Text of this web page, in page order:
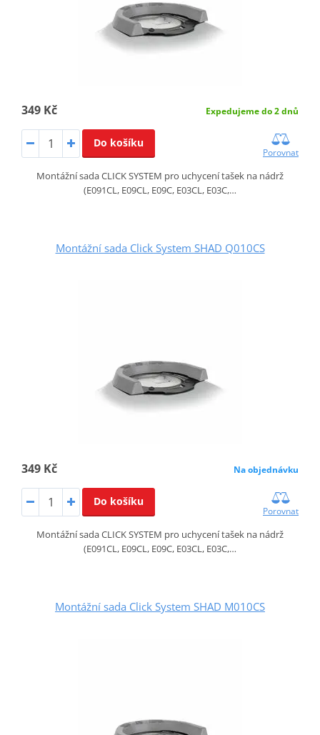
349 Kč Expedujeme do 2 dnů
Do košíku
Porovnat
Montážní sada CLICK SYSTEM pro uchycení tašek na nádrž
(E091CL, E09CL, E09C, E03CL, E03C,…
Montážní sada Click System SHAD Q010CS
349 Kč Na objednávku
Do košíku
Porovnat
Montážní sada CLICK SYSTEM pro uchycení tašek na nádrž
(E091CL, E09CL, E09C, E03CL, E03C,…
Montážní sada Click System SHAD M010CS